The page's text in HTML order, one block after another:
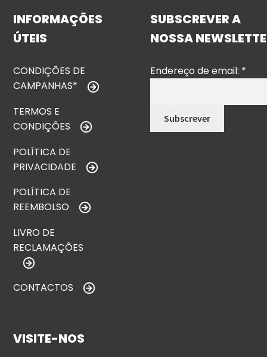
INFORMAÇÕES
ÚTEIS
CONDIÇÕES DE
CAMPANHAS*
TERMOS E
CONDIÇÕES
POLÍTICA DE
PRIVACIDADE
POLÍTICA DE
REEMBOLSO
LIVRO DE
RECLAMAÇÕES
CONTACTOS
SUBSCREVER A
NOSSA
Endereço de email: *
VISITE-NOS